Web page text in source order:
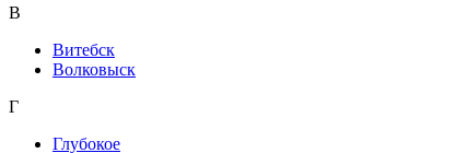
В
Витебск
Волковыск
Г
Глубокое